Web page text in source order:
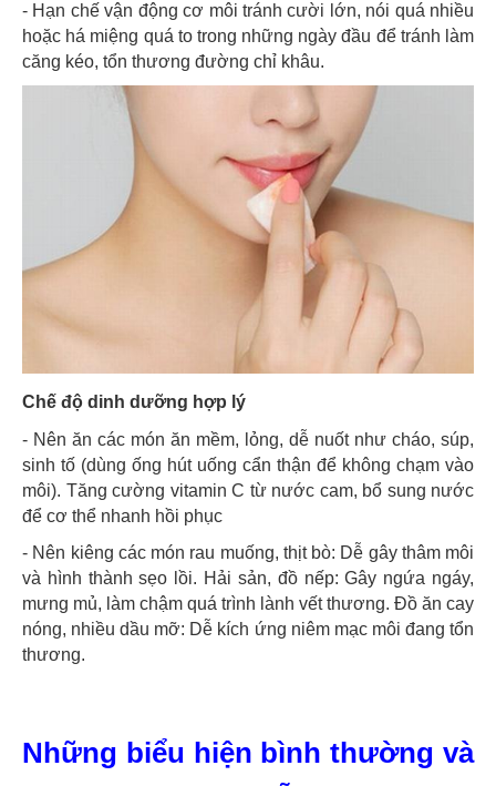
- Hạn chế vận động cơ môi tránh cười lớn, nói quá nhiều
hoặc há miệng quá to trong những ngày đầu để tránh làm
căng kéo, tổn thương đường chỉ khâu.
Chế độ dinh dưỡng hợp lý
- Nên ăn các món ăn mềm, lỏng, dễ nuốt như cháo, súp,
sinh tố (dùng ống hút uống cẩn thận để không chạm vào
môi). Tăng cường vitamin C từ nước cam, bổ sung nước
để cơ thể nhanh hồi phục
- Nên kiêng các món rau muống, thịt bò: Dễ gây thâm môi
và hình thành sẹo lồi. Hải sản, đồ nếp: Gây ngứa ngáy,
mưng mủ, làm chậm quá trình lành vết thương. Đồ ăn cay
nóng, nhiều dầu mỡ: Dễ kích ứng niêm mạc môi đang tổn
thương.
Những biểu hiện bình thường và